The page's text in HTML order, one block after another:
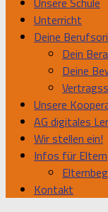
Unterricht
Deine
Dein
Deine
Unsere
AG digitales
Wir stellen ein!
Infos für Eltern
Kontakt